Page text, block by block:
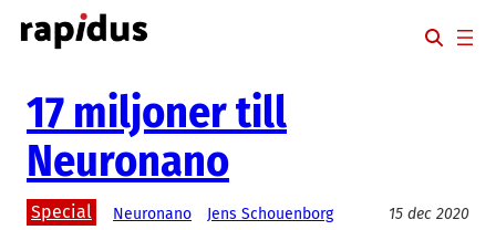
Hoppa
till
17 miljoner till
Neuronano
Special Neuronano Jens Schouenborg 15 dec 2020